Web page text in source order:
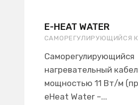
E-HEAT WATER
САМОРЕГУЛИРУЮЩИЙСЯ
Саморегулирующийся
нагревательный
мощностью 11 Вт/м
eHeat Water –...